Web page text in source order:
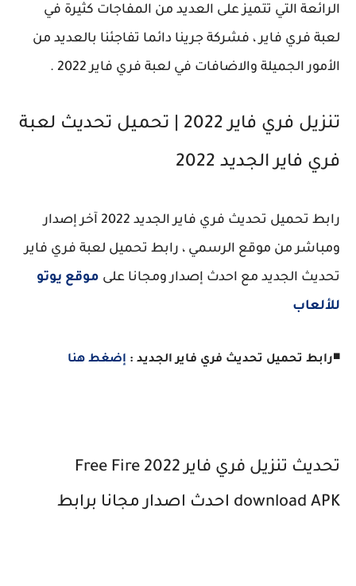
الرائعة التي تتميز على العديد من المفاجات كثيرة في
لعبة فري فاير ، فشركة جرينا دائما تفاجئنا بالعديد من
الأمور الجميلة والاضافات في لعبة فري فاير 2022 .
تنزيل فري فاير 2022 | تحميل تحديث لعبة
فري فاير الجديد 2022
رابط تحميل تحديث فري فاير الجديد 2022 آخر إصدار
ومباشر من موقع الرسمي ، رابط تحميل لعبة فري فاير
تحديث الجديد مع احدث إصدار ومجانا على موقع يوتو
للألعاب
◾رابط تحميل تحديث فري فاير الجديد : إضغط هنا
تحديث تنزيل فري فاير 2022 Free Fire
download APK احدث اصدار مجانا برابط